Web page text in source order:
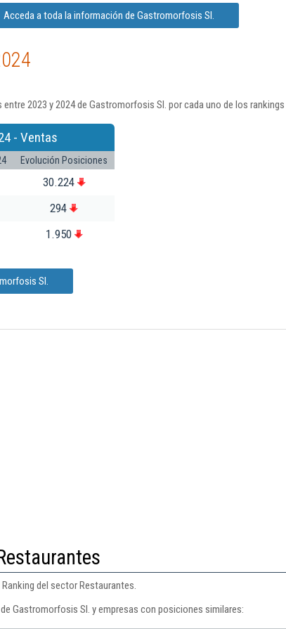
Acceda a toda la información de Gastromorfosis Sl.
2023 y 2024 de Gastromorfosis Sl. por cada uno de los
- Ventas
Evolución Posiciones
30.224
294
1.950
Sl.
del sector Restaurantes.
Gastromorfosis Sl. y empresas con posiciones similares: